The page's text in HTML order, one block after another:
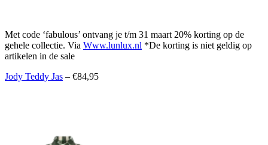
Met code ‘fabulous’ ontvang je t/m 31 maart 20% korting op de
gehele collectie. Via Www.lunlux.nl *De korting is niet geldig op
artikelen in de sale
Jody Teddy Jas – €84,95